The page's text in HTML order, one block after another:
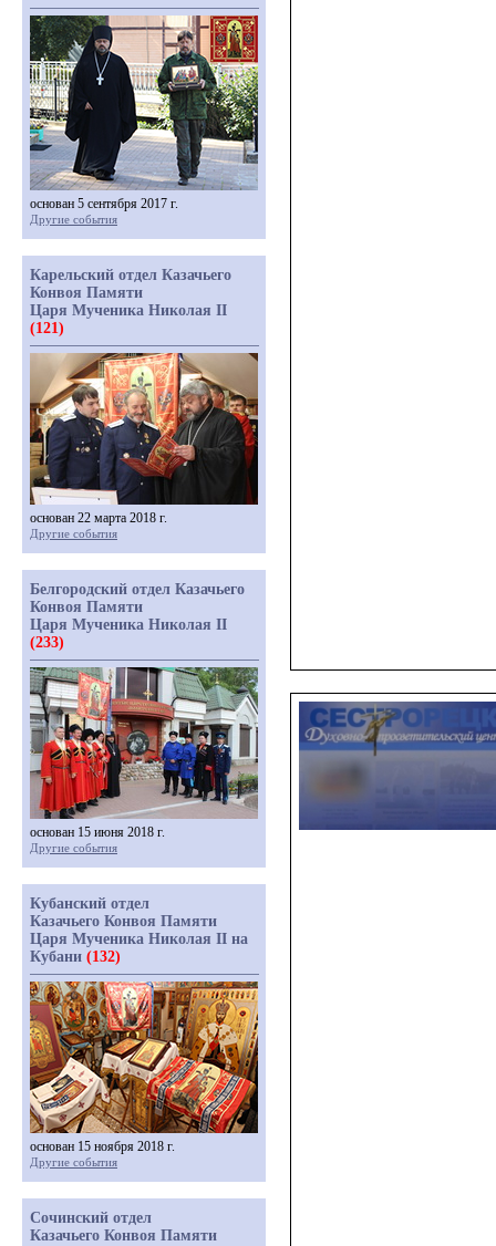
основан 5 сентября 2017 г.
Другие события
Карельский отдел Казачьего
Конвоя Памяти
Царя Мученика Николая II
(121)
основан 22 марта 2018 г.
Другие события
Белгородский отдел Казачьего
Конвоя Памяти
Царя Мученика Николая II
(233)
основан 15 июня 2018 г.
Другие события
Кубанский отдел
Казачьего Конвоя Памяти
Царя Мученика Николая II на
Кубани (132)
основан 15 ноября 2018 г.
Другие события
Сочинский отдел
Казачьего Конвоя Памяти